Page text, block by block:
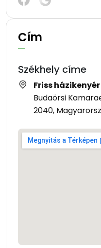
Cím
Székhely címe
Friss házikenyér
Budaörsi
2040,